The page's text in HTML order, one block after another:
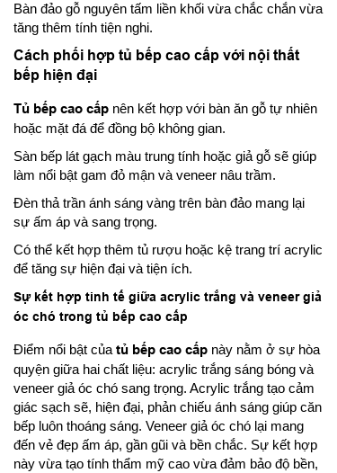
Bàn đảo gỗ nguyên tấm liền khối vừa chắc chắn vừa
tăng thêm tính tiện nghi.
Cách phối hợp tủ bếp cao cấp với nội thất
bếp hiện đại
Tủ bếp cao cấp nên kết hợp với bàn ăn gỗ tự nhiên
hoặc mặt đá để đồng bộ không gian.
Sàn bếp lát gạch màu trung tính hoặc giả gỗ sẽ giúp
làm nổi bật gam đỏ mận và veneer nâu trầm.
Đèn thả trần ánh sáng vàng trên bàn đảo mang lại
sự ấm áp và sang trọng.
Có thể kết hợp thêm tủ rượu hoặc kệ trang trí acrylic
để tăng sự hiện đại và tiện ích.
Sự kết hợp tinh tế giữa acrylic trắng và veneer giả
óc chó trong tủ bếp cao cấp
Điểm nổi bật của tủ bếp cao cấp này nằm ở sự hòa
quyện giữa hai chất liệu: acrylic trắng sáng bóng và
veneer giả óc chó sang trọng. Acrylic trắng tạo cảm
giác sạch sẽ, hiện đại, phản chiếu ánh sáng giúp căn
bếp luôn thoáng sáng. Veneer giả óc chó lại mang
đến vẻ đẹp ấm áp, gần gũi và bền chắc. Sự kết hợp
này vừa tạo tính thẩm mỹ cao vừa đảm bảo độ bền,